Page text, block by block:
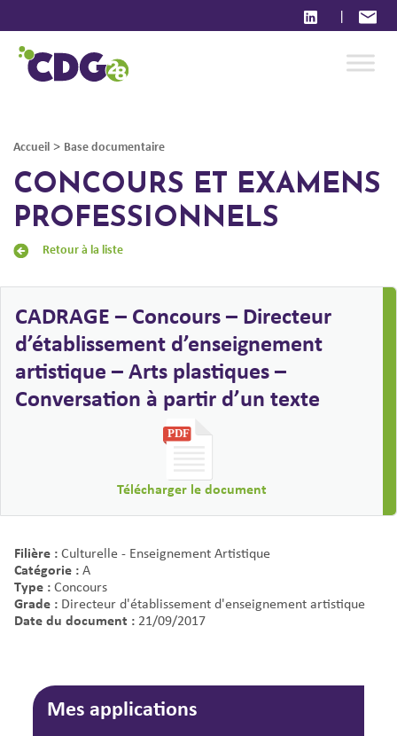
|
Accueil > Base documentaire
CONCOURS ET EXAMENS
PROFESSIONNELS
Retour à la liste
CADRAGE – Concours – Directeur
d’établissement d’enseignement
artistique – Arts plastiques –
Conversation à partir d’un texte
Télécharger le document
Filière :Culturelle - Enseignement Artistique
Catégorie :A
Type :Concours
Grade : Directeur d'établissement d'enseignement artistique
Date du document : 21/09/2017
Mes applications